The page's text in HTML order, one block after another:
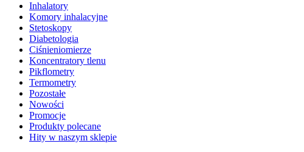
Inhalatory
Komory inhalacyjne
Stetoskopy
Diabetologia
Ciśnieniomierze
Koncentratory tlenu
Pikflometry
Termometry
Pozostałe
Nowości
Promocje
Produkty polecane
Hity w naszym sklepie